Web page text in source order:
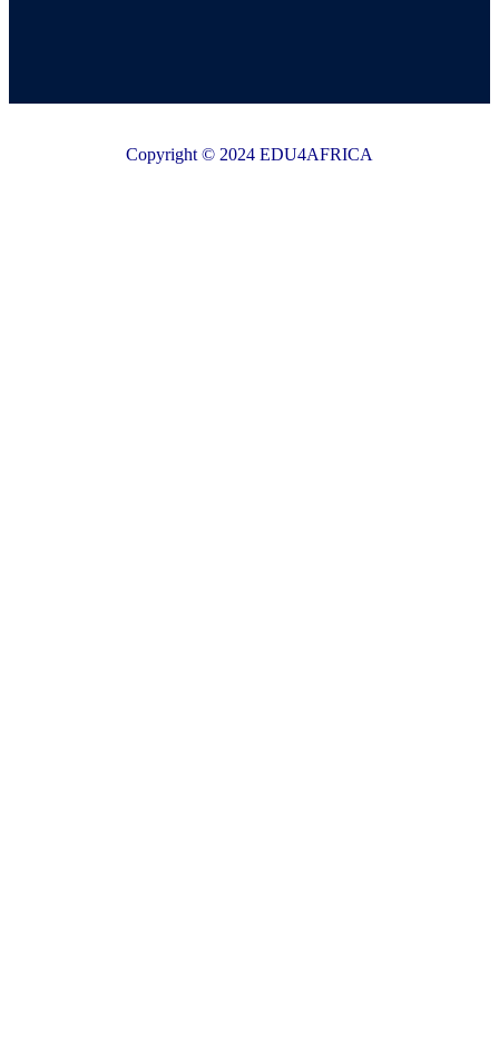
Copyright © 2024 EDU4AFRICA